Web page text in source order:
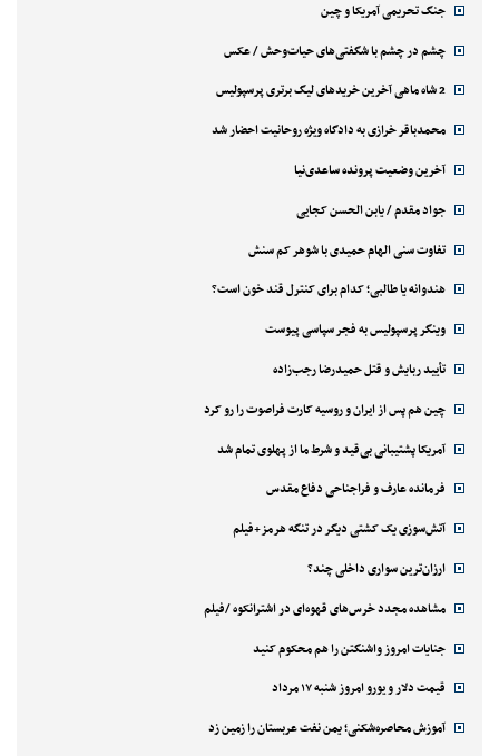
جنگ تحریمی آمریکا و چین
چشم در چشم با شگفتی‌های حیات‌وحش / عکس
2 شاه ماهی آخرین خریدهای لیگ برتری پرسپولیس
محمدباقر خرازی به دادگاه ویژه روحانیت احضار شد
آخرین وضعیت پرونده ساعدی‌نیا
جواد مقدم / یابن الحسن کجایی
تفاوت سنی الهام حمیدی با شوهر کم سنش
هندوانه یا طالبی؛ کدام‌ برای کنترل قند خون است؟
وینگر پرسپولیس به فجر سپاسی پیوست
تأیید ربایش و قتل حمیدرضا رجب‌زاده
چین هم پس از ایران و روسیه کارت فراصوت را رو کرد
آمریکا پشتیبانی بی‌قید و شرط ما از پهلوی تمام شد
فرمانده عارف و فراجناحی دفاع مقدس
آتش‌سوزی یک کشتی دیگر در تنگه هرمز+فیلم
ارزان‌ترین سواری داخلی چند؟
مشاهده مجدد خرس‌های قهوه‌ای در اشترانکوه /فیلم
جنایات امروز واشنگتن را هم محکوم کنید
قیمت دلار و یورو امروز شنبه ۱۷ مرداد
آموزش محاصره‌شکنی؛ یمن نفت عربستان را زمین زد